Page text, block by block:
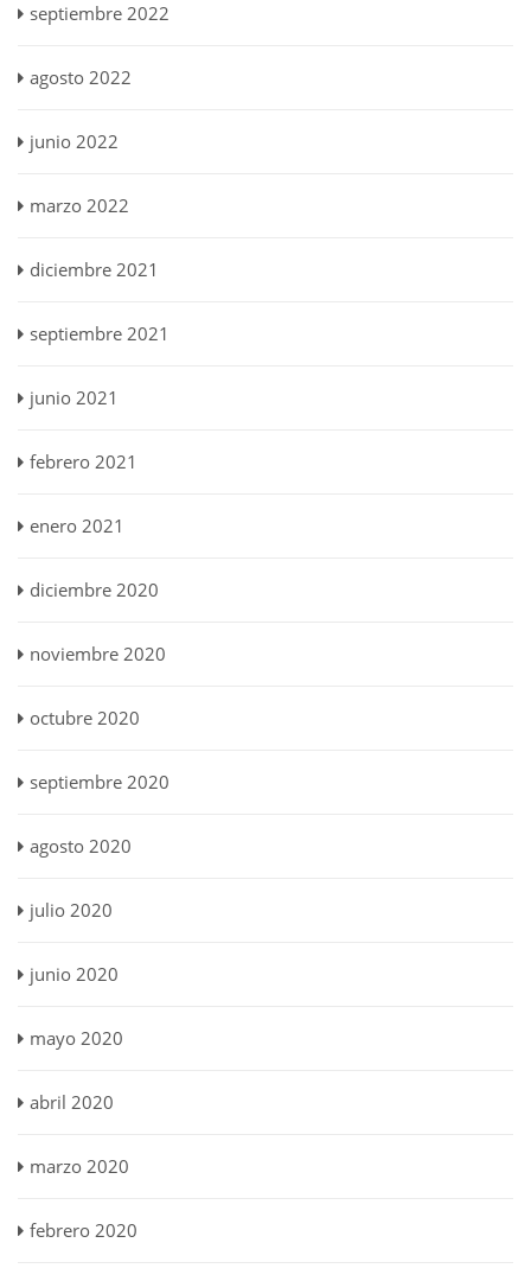
septiembre 2022
agosto 2022
junio 2022
marzo 2022
diciembre 2021
septiembre 2021
junio 2021
febrero 2021
enero 2021
diciembre 2020
noviembre 2020
octubre 2020
septiembre 2020
agosto 2020
julio 2020
junio 2020
mayo 2020
abril 2020
marzo 2020
febrero 2020